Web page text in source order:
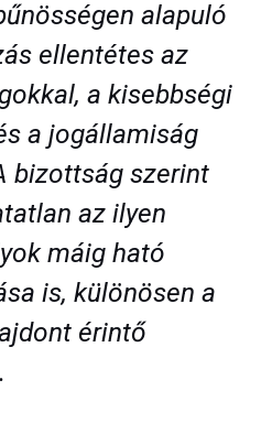
alapuló
ellentétes az
a kisebbségi
a jogállamiság
bizottság szerint
az ilyen
máig ható
is, különösen a
érintő